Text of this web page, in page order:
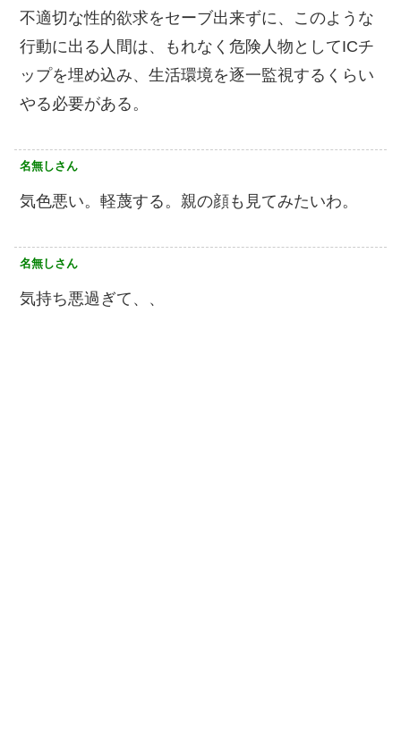
不適切な性的欲求をセーブ出来ずに、このような
行動に出る人間は、もれなく危険人物としてICチ
ップを埋め込み、生活環境を逐一監視するくらい
やる必要がある。
名無しさん
気色悪い。軽蔑する。親の顔も見てみたいわ。
名無しさん
気持ち悪過ぎて、、